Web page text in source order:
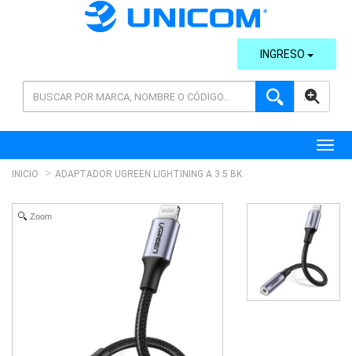
AVANZADA
INGRESO
INICIO ADAPTADOR UGREEN LIGHTINING A 3.5 BK
Zoom